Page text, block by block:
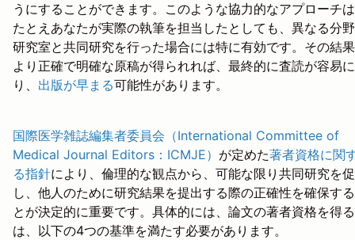
うにすることができます。このような協力的なアプローチ
たとえあなたが実際の執筆を担当したとしても、異なる分
研究室と共同研究を行った場合には特に有効です。その結
より正確で明確な原稿が得られれば、最終的に査読が容易
り、 出版が早まる可能性があります。
国際医学雑誌編集者委員会（International Committee of
Medical Journal Editors：ICMJE） が定めた著者資格に関
る指針により、倫理的な観点から、可能な限り共同研究を
し、他人のために研究結果を提出する際の正確性を確保す
とが決定的に重要です。具体的には、論文の著者資格を得
は、以下の4つの基準を満たす必要があります。